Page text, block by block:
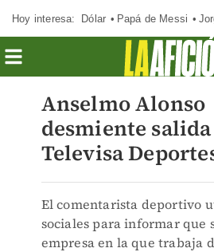
Hoy interesa: Dólar Papá de Messi
Anselmo Alonso
desmiente
Televisa
El comentarista deportivo
sociales para informar que
empresa en la que trabaja